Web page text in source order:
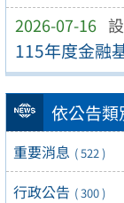
2026-07-16
115年度金融
依公告類
重要消息 ( 522 )
行政公告 ( 300 )